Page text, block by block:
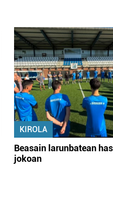
KIROLA
Beasain larunbatean
jokoan